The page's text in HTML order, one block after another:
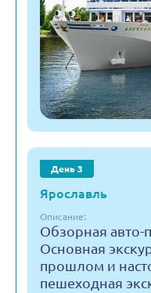
День 3
Ярославль
Описание:
Обзорная авто-
Основная
прошлом и
пешеходная